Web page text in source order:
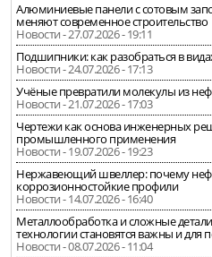
Алюминиевые панели с сотовым
меняют современное строительство
Новости - 27.07.2026 - 19:11
Подшипники: как разобраться в
Новости - 24.07.2026 - 17:13
Учёные превратили молекулы из
Новости - 21.07.2026 - 17:03
Чертежи как основа инженерных
промышленного применения
Новости - 19.07.2026 - 19:23
Нержавеющий швеллер: почему
коррозионностойкие профили
Новости - 14.07.2026 - 16:40
Металлообработка и сложные
технологии становятся важны и для
Новости - 08.07.2026 - 11:04